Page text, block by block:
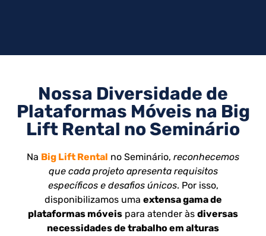
Nossa Diversidade de
Plataformas Móveis na Big
Lift Rental no Seminário
Na Big Lift Rental no Seminário, reconhecemos
que cada projeto apresenta requisitos
específicos e desafios únicos. Por isso,
disponibilizamos uma extensa gama de
plataformas móveis para atender às diversas
necessidades de trabalho em alturas